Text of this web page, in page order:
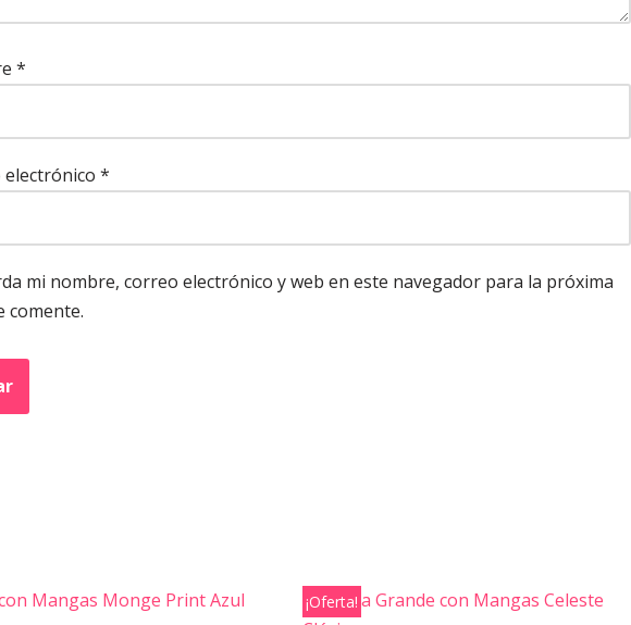
*
*
mi nombre, correo electrónico y web en este navegador para la próxima
comente.
¡Oferta!